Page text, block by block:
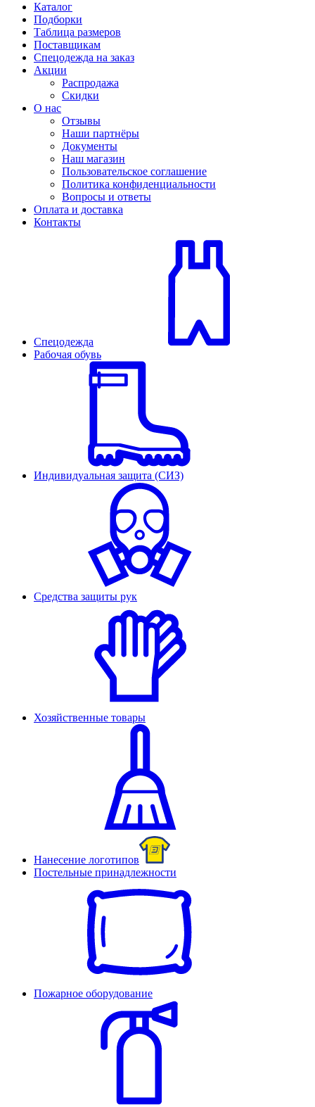
Каталог
Подборки
Таблица размеров
Поставщикам
Спецодежда на заказ
Акции
Распродажа
Скидки
О нас
Отзывы
Наши партнёры
Документы
Наш магазин
Пользовательское соглашение
Политика конфиденциальности
Вопросы и ответы
Оплата и доставка
Контакты
Спецодежда
Рабочая обувь
Индивидуальная защита (СИЗ)
Средства защиты рук
Хозяйственные товары
Нанесение логотипов
Постельные принадлежности
Пожарное оборудование